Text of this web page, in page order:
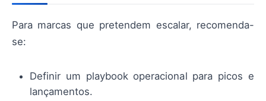
Para marcas que pretendem escalar, recomenda-
se:
Definir um playbook operacional para picos e
lançamentos.